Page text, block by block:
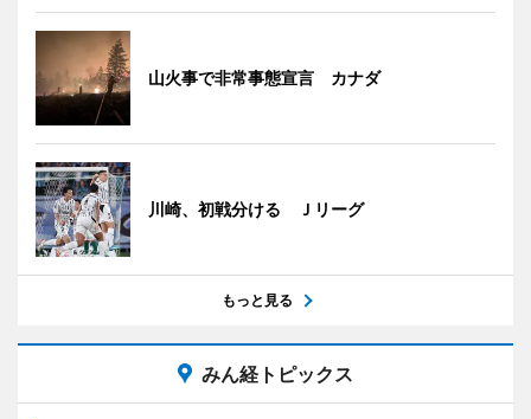
山火事で非常事態宣言 カナダ
川崎、初戦分ける Ｊリーグ
もっと見る
みん経トピックス